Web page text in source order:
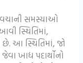
સમસ્યાઓ
સ્થિતિમાં,
છે. આ સ્થિતિમાં, જો
ખાદ્ય પદાર્થોનો